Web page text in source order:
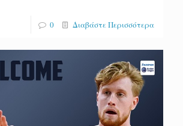
0 Διαβάστε Περισσότερα